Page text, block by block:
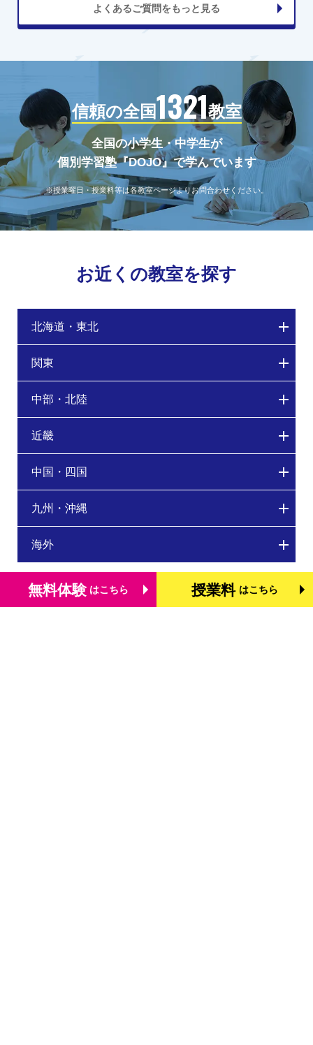
よくあるご質問をもっと見る
信頼の全国1321教室
全国の小学生・中学生が
個別学習塾『DOJO』で学んでいます
※授業曜日・授業料等は各教室ページよりお問合わせください。
お近くの教室を探す
北海道・東北
関東
中部・北陸
近畿
中国・四国
九州・沖縄
海外
無料体験 はこちら 授業料 はこちら